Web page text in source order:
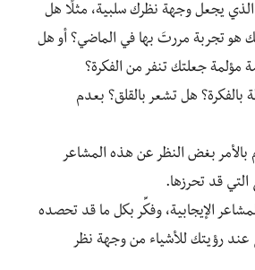
يجعل وجهة نظرك سلبية، مثلًا هل
هو تجربة مررتَ بها في الماضي؟ أو هل
جعلتك تنفر من الفكرة؟
بالفكرة؟ هل تشعر بالقلق؟ بعدم
بالأمر بغض النظر عن هذه المشاعر
التي قد تحرزها.
الإيجابية، وفكِّر بكل ما قد تحصده
رؤيتك للأشياء من وجهة نظر